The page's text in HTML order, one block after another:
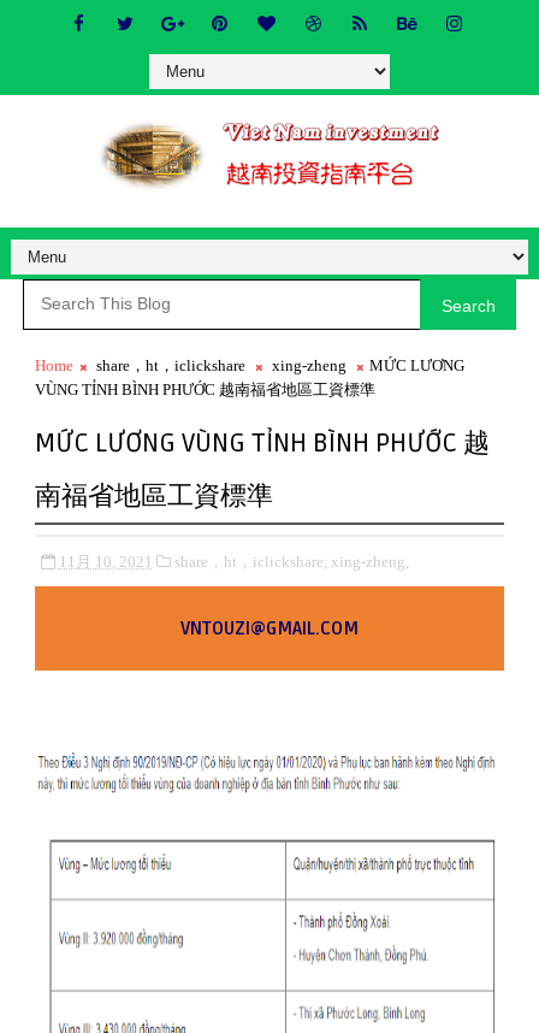
Search
Home share，ht，iclickshare xing-zheng
MỨC LƯƠNG
VÙNG TỈNH BÌNH PHƯỚC 越南福省地區工資標準
MỨC LƯƠNG VÙNG TỈNH BÌNH PHƯỚC 越
南福省地區工資標準
11月 10, 2021 share，ht，iclickshare, xing-zheng,
VNTOUZI@GMAIL.COM